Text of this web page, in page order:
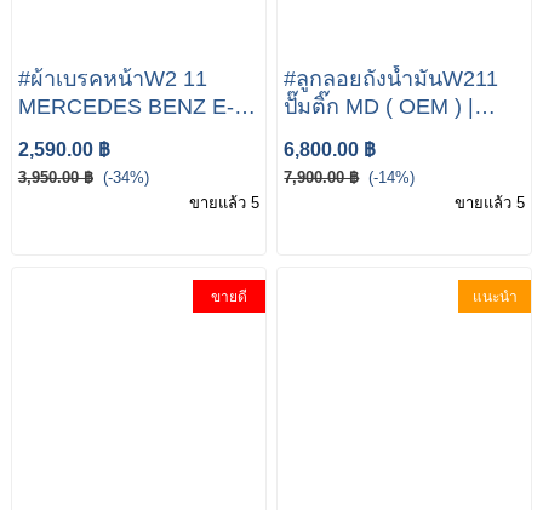
#ผ้าเบรคหน้าW2 11
MERCEDES BENZ E-
class ผ้าเบรคหน้า W211
ผ้าเบรคหน้ารถเบนซ์
Benz
2,590.00 ฿
3,950.00 ฿ (-34%)
ขายแล้ว 5
#ลูกลอยถังน้ำมันW211
ปั๊มติ๊ก MD ( OEM ) |
เบนซ์ W211 CLS( W219
) | Part no
A2C59514936 /
470 39 94 A211 470 41
6,800.00 ฿
7,900.00 ฿ (-14%)
ขายแล้ว 5
ขายดี แนะนำ